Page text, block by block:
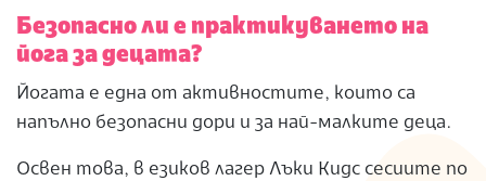
Безопасно ли е практикуването на
йога за децата?
Йогата е една от активностите, които са
напълно безопасни дори и за най-малките деца.
Освен това, в езиков лагер Лъки Кидс сесиите по